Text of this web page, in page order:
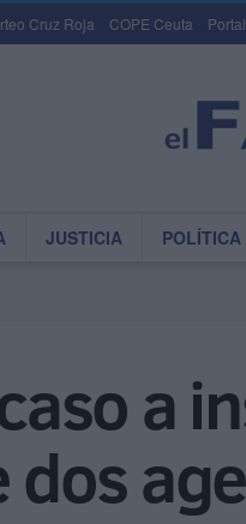
Cruz Roja COPE Ceuta
JUSTICIA POLÍTICA
a